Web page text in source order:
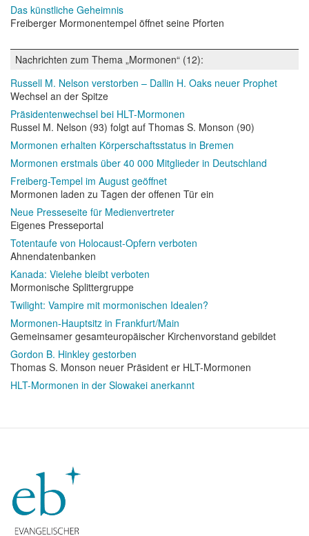
Das künstliche Geheimnis
Freiberger Mormonentempel öffnet seine Pforten
Nachrichten zum Thema „Mormonen“ (12):
Russell M. Nelson verstorben – Dallin H. Oaks neuer Prophet
Wechsel an der Spitze
Präsidentenwechsel bei HLT-Mormonen
Russel M. Nelson (93) folgt auf Thomas S. Monson (90)
Mormonen erhalten Körperschaftsstatus in Bremen
Mormonen erstmals über 40 000 Mitglieder in Deutschland
Freiberg-Tempel im August geöffnet
Mormonen laden zu Tagen der offenen Tür ein
Neue Presseseite für Medienvertreter
Eigenes Presseportal
Totentaufe von Holocaust-Opfern verboten
Ahnendatenbanken
Kanada: Vielehe bleibt verboten
Mormonische Splittergruppe
Twilight: Vampire mit mormonischen Idealen?
Mormonen-Hauptsitz in Frankfurt/Main
Gemeinsamer gesamteuropäischer Kirchenvorstand gebildet
Gordon B. Hinkley gestorben
Thomas S. Monson neuer Präsident er HLT-Mormonen
HLT-Mormonen in der Slowakei anerkannt